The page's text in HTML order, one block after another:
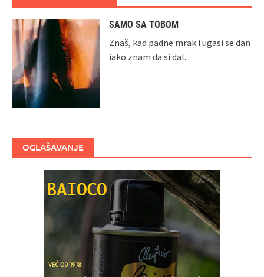
SAMO SA TOBOM
Znaš, kad padne mrak i ugasi se dan
iako znam da si dal...
OGLAŠAVANJE